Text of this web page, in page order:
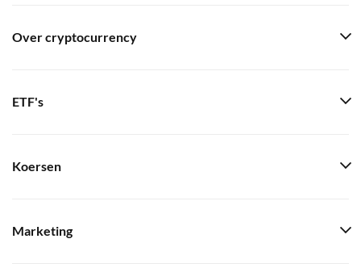
Over cryptocurrency
ETF's
Koersen
Marketing